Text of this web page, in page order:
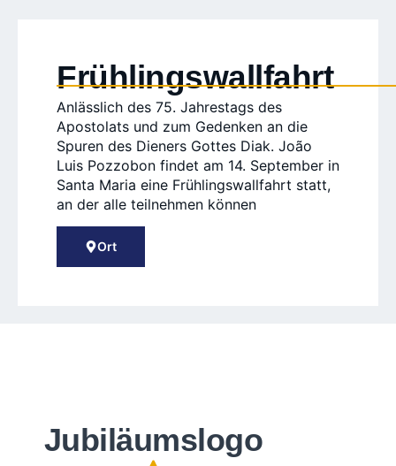
Frühlingswallfahrt
Anlässlich des 75. Jahrestags des
Apostolats und zum Gedenken an die
Spuren des Dieners Gottes Diak. João
Luis Pozzobon findet am 14. September in
Santa Maria eine Frühlingswallfahrt statt,
an der alle teilnehmen können
Ort
Jubiläumslogo